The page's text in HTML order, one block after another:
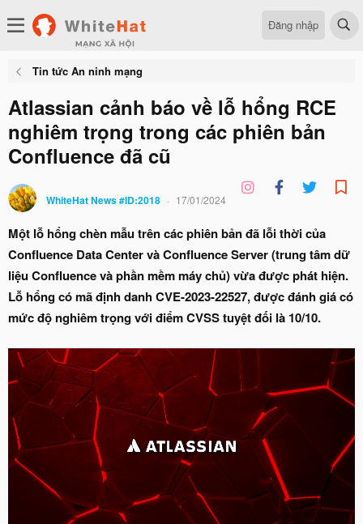
Đăng nhập
Tin tức An ninh mạng
Atlassian cảnh báo về lỗ hổng RCE
nghiêm trọng trong các phiên bản
Confluence đã cũ
WhiteHat News #ID:2018 17/01/2024
Một lỗ hổng chèn mẫu trên các phiên bản đã lỗi thời của
Confluence Data Center và Confluence Server (trung tâm dữ
liệu Confluence và phần mềm máy chủ)vừa được phát hiện.
Lỗ hổng có mã định danh CVE-2023-22527, được đánh giá có
mức độ nghiêm trọng với điểm CVSS tuyệt đối là 10/10.